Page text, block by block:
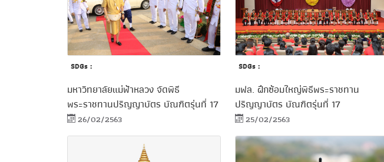
SDGs :
มหาวิทยาลัยแม่ฟ้าหลวง จัดพิธี
พระราชทานปริญญาบัตร บัณฑิตรุ่นที่ 17
26/02/2563
SDGs :
มฟล. ฝึกซ้อมใหญ่พิธีพระราชทาน
ปริญญาบัตร บัณฑิตรุ่นที่ 17
25/02/2563